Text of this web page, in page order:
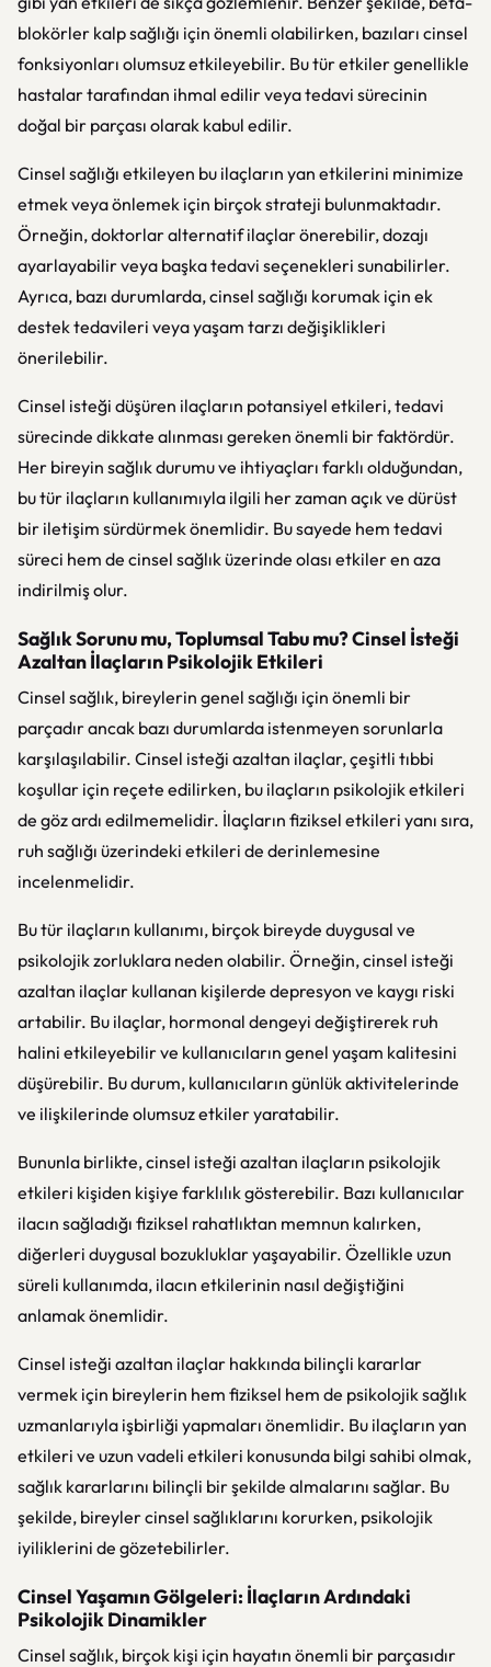
blokörler kalp sağlığı için önemli olabilirken, bazıları cinsel
fonksiyonları olumsuz etkileyebilir. Bu tür etkiler genellikle
hastalar tarafından ihmal edilir veya tedavi sürecinin
doğal bir parçası olarak kabul edilir.
Cinsel sağlığı etkileyen bu ilaçların yan etkilerini minimize
etmek veya önlemek için birçok strateji bulunmaktadır.
Örneğin, doktorlar alternatif ilaçlar önerebilir, dozajı
ayarlayabilir veya başka tedavi seçenekleri sunabilirler.
Ayrıca, bazı durumlarda, cinsel sağlığı korumak için ek
destek tedavileri veya yaşam tarzı değişiklikleri
önerilebilir.
Cinsel isteği düşüren ilaçların potansiyel etkileri, tedavi
sürecinde dikkate alınması gereken önemli bir faktördür.
Her bireyin sağlık durumu ve ihtiyaçları farklı olduğundan,
bu tür ilaçların kullanımıyla ilgili her zaman açık ve dürüst
bir iletişim sürdürmek önemlidir. Bu sayede hem tedavi
süreci hem de cinsel sağlık üzerinde olası etkiler en aza
indirilmiş olur.
Sağlık Sorunu mu, Toplumsal Tabu mu? Cinsel İsteği
Azaltan İlaçların Psikolojik Etkileri
Cinsel sağlık, bireylerin genel sağlığı için önemli bir
parçadır ancak bazı durumlarda istenmeyen sorunlarla
karşılaşılabilir. Cinsel isteği azaltan ilaçlar, çeşitli tıbbi
koşullar için reçete edilirken, bu ilaçların psikolojik etkileri
de göz ardı edilmemelidir. İlaçların fiziksel etkileri yanı sıra,
ruh sağlığı üzerindeki etkileri de derinlemesine
incelenmelidir.
Bu tür ilaçların kullanımı, birçok bireyde duygusal ve
psikolojik zorluklara neden olabilir. Örneğin, cinsel isteği
azaltan ilaçlar kullanan kişilerde depresyon ve kaygı riski
artabilir. Bu ilaçlar, hormonal dengeyi değiştirerek ruh
halini etkileyebilir ve kullanıcıların genel yaşam kalitesini
düşürebilir. Bu durum, kullanıcıların günlük aktivitelerinde
ve ilişkilerinde olumsuz etkiler yaratabilir.
Bununla birlikte, cinsel isteği azaltan ilaçların psikolojik
etkileri kişiden kişiye farklılık gösterebilir. Bazı kullanıcılar
ilacın sağladığı fiziksel rahatlıktan memnun kalırken,
diğerleri duygusal bozukluklar yaşayabilir. Özellikle uzun
süreli kullanımda, ilacın etkilerinin nasıl değiştiğini
anlamak önemlidir.
Cinsel isteği azaltan ilaçlar hakkında bilinçli kararlar
vermek için bireylerin hem fiziksel hem de psikolojik sağlık
uzmanlarıyla işbirliği yapmaları önemlidir. Bu ilaçların yan
etkileri ve uzun vadeli etkileri konusunda bilgi sahibi olmak,
sağlık kararlarını bilinçli bir şekilde almalarını sağlar. Bu
şekilde, bireyler cinsel sağlıklarını korurken, psikolojik
iyiliklerini de gözetebilirler.
Cinsel Yaşamın Gölgeleri: İlaçların Ardındaki
Psikolojik Dinamikler
Cinsel sağlık, birçok kişi için hayatın önemli bir parçasıdır